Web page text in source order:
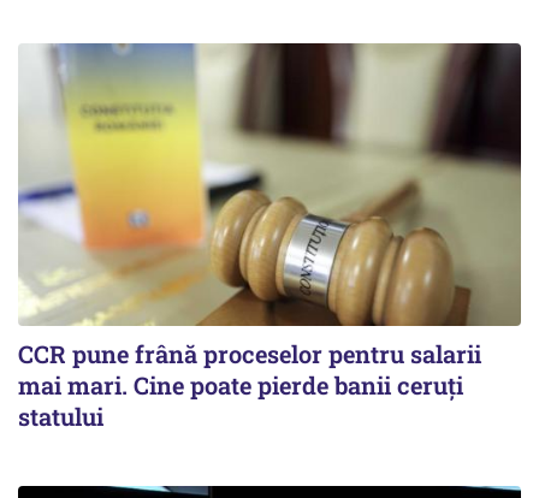
CCR pune frână proceselor pentru salarii
mai mari. Cine poate pierde banii ceruți
statului